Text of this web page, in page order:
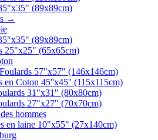
(89x89cm)
→
(89x89cm)
25"x25" (65x65cm)
57"x57" (146x146cm)
en Coton 45''x45'' (115x115cm)
31"x31" (80x80cm)
27"x27" (70x70cm)
hommes
en laine 10"x55" (27x140cm)